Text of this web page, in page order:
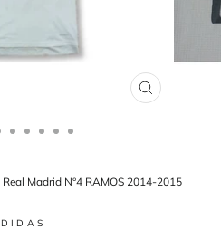
FERMER
Madrid N°4 RAMOS 2014-2015